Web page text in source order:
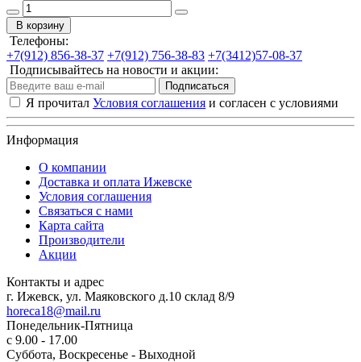
В корзину
Телефоны:
+7(912) 856-38-37 +7(912) 756-38-83 +7(3412)57-08-37
Подписывайтесь на новости и акции:
Подписаться
Я прочитал Условия соглашения и согласен с условиями
Информация
О компании
Доставка и оплата Ижевске
Условия соглашения
Связаться с нами
Карта сайта
Производители
Акции
Контакты и адрес
г. Ижевск, ул. Маяковского д.10 склад 8/9
horeca18@mail.ru
Понедельник-Пятница
с 9.00 - 17.00
Суббота, Воскресенье - Выходной